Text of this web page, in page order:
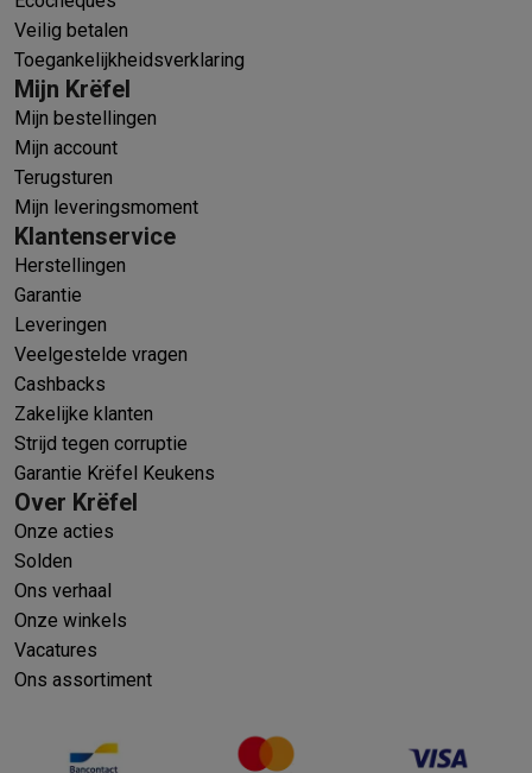
Veilig betalen
Toegankelijkheidsverklaring
Mijn Krëfel
Mijn bestellingen
Mijn account
Terugsturen
Mijn leveringsmoment
Klantenservice
Herstellingen
Garantie
Leveringen
Veelgestelde vragen
Cashbacks
Zakelijke klanten
Strijd tegen corruptie
Garantie Krëfel Keukens
Over Krëfel
Onze acties
Solden
Ons verhaal
Onze winkels
Vacatures
Ons assortiment